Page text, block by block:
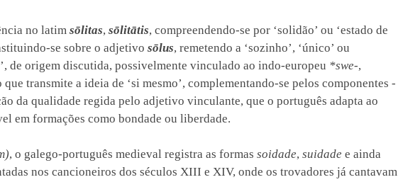
no latim sōlitas, sōlitātis, compreendendo-se por ‘solidão’ ou ‘estado de
se sobre o adjetivo sōlus, remetendo a ‘sozinho’, ‘único’ ou
de origem discutida, possivelmente vinculado ao indo-europeu *swe-,
transmite a ideia de ‘si mesmo’, complementando-se pelos componentes -
da qualidade regida pelo adjetivo vinculante, que o português adapta ao
em formações como bondade ou liberdade.
, o galego-português medieval registra as formas soidade, suidade e ainda
nos cancioneiros dos séculos XIII e XIV, onde os trovadores já cantavam